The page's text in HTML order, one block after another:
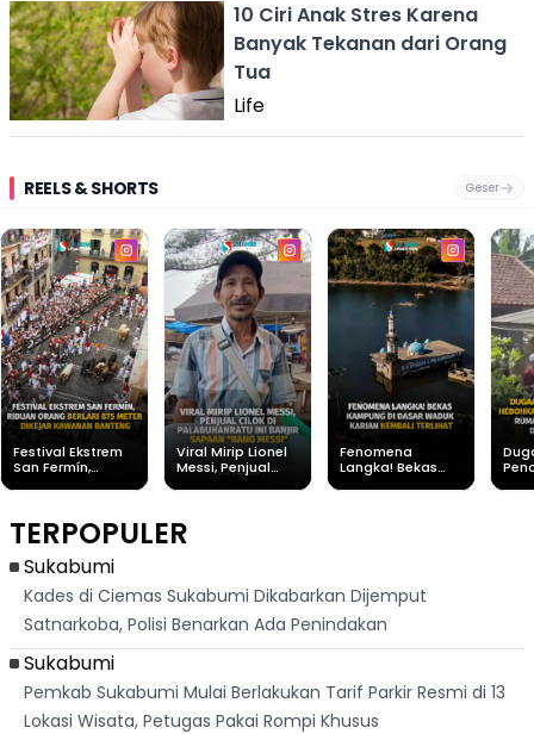
10 Ciri Anak Stres Karena
Banyak Tekanan dari Orang
Tua
Life
REELS & SHORTS Geser
Festival Ekstrem
San Fermín,
Banteng
Viral Mirip Lionel
Messi, Penjual
"Bang Messi"
Fenomena
Langka! Bekas
TERPOPULER
Sukabumi
Kades di Ciemas Sukabumi Dikabarkan Dijemput
Satnarkoba, Polisi Benarkan Ada Penindakan
Sukabumi
Pemkab Sukabumi Mulai Berlakukan Tarif Parkir Resmi di 13
Lokasi Wisata, Petugas Pakai Rompi Khusus